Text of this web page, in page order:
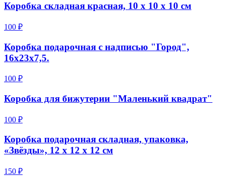
Коробка складная красная, 10 х 10 х 10 см
100 ₽
Коробка подарочная с надписью "Город",
16х23х7,5.
100 ₽
Коробка для бижутерии "Маленький квадрат"
100 ₽
Коробка подарочная складная, упаковка,
«Звёзды», 12 х 12 х 12 см
150 ₽